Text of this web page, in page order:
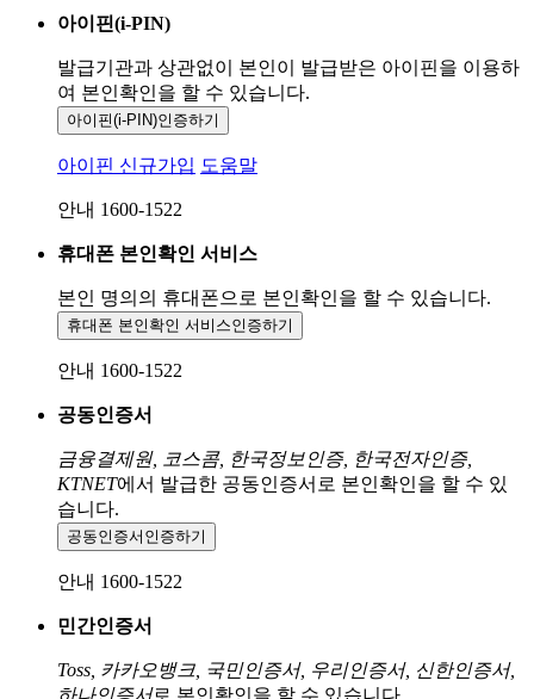
아이핀(i-PIN)
발급기관과 상관없이 본인이 발급받은 아이핀을 이용하
여 본인확인을 할 수 있습니다.
아이핀(i-PIN)인증하기
아이핀 신규가입 도움말
안내 1600-1522
휴대폰 본인확인 서비스
본인 명의의 휴대폰으로 본인확인을 할 수 있습니다.
휴대폰 본인확인 서비스인증하기
안내 1600-1522
공동인증서
금융결제원, 코스콤, 한국정보인증, 한국전자인증,
KTNET에서 발급한 공동인증서로 본인확인을 할 수 있
습니다.
공동인증서 인증하기
안내 1600-1522
민간인증서
Toss, 카카오뱅크, 국민인증서, 우리인증서, 신한인증서,